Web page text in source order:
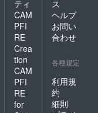
造）、
ター、
たま
ご、薄
黒糖、
噌、白
味噌、
胡桃、
片栗
ズ 22
ページ
作品名
5：おみ
そ汁の
景 /A6
24ペー
リジナ
ルTシャ
ティ
CAM
PFI
RE
Crea
tion
CAM
PFI
RE
for
ス
ヘルプ
お問い
合わせ
各種規定
利用規
約
細則